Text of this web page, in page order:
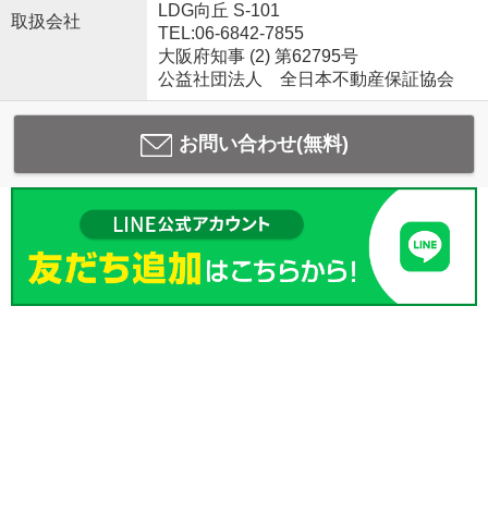
取扱会社
LDG向丘 S-101
TEL:06-6842-7855
大阪府知事 (2) 第62795号
公益社団法人 全日本不動産保証協会
お問い合わせ(無料)